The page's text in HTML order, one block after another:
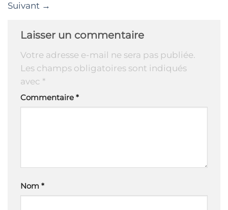
Suivant →
Laisser un commentaire
Votre adresse e-mail ne sera pas publiée.
Les champs obligatoires sont indiqués
avec *
Commentaire *
Nom *